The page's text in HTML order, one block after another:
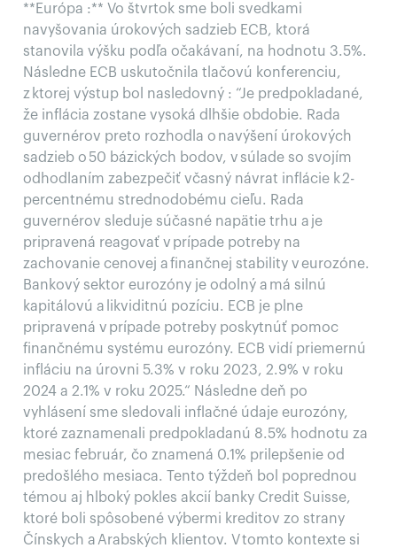
**Európa :** Vo štvrtok sme boli svedkami
navyšovania úrokových sadzieb ECB, ktorá
stanovila výšku podľa očakávaní, na hodnotu 3.5%.
Následne ECB uskutočnila tlačovú konferenciu,
z ktorej výstup bol nasledovný : “Je predpokladané,
že inflácia zostane vysoká dlhšie obdobie. Rada
guvernérov preto rozhodla o navýšení úrokových
sadzieb o 50 bázických bodov, v súlade so svojím
odhodlaním zabezpečiť včasný návrat inflácie k 2-
percentnému strednodobému cieľu. Rada
guvernérov sleduje súčasné napätie trhu a je
pripravená reagovať v prípade potreby na
zachovanie cenovej a finančnej stability v eurozóne.
Bankový sektor eurozóny je odolný a má silnú
kapitálovú a likviditnú pozíciu. ECB je plne
pripravená v prípade potreby poskytnúť pomoc
finančnému systému eurozóny. ECB vidí priemernú
infláciu na úrovni 5.3% v roku 2023, 2.9% v roku
2024 a 2.1% v roku 2025.“ Následne deň po
vyhlásení sme sledovali inflačné údaje eurozóny,
ktoré zaznamenali predpokladanú 8.5% hodnotu za
mesiac február, čo znamená 0.1% prilepšenie od
predošlého mesiaca. Tento týždeň bol poprednou
témou aj hlboký pokles akcií banky Credit Suisse,
ktoré boli spôsobené výbermi kreditov zo strany
Čínskych a Arabských klientov. V tomto kontexte si